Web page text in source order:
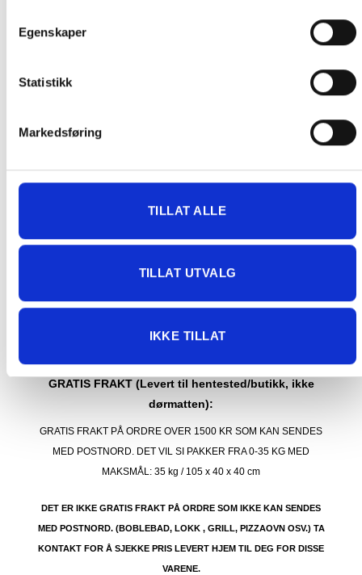
Egenskaper
Statistikk
Markedsføring
TILLAT ALLE
TILLAT UTVALG
IKKE TILLAT
Med Sporing
Har du ikke fått noen alternativ på frakt på din pakke så er
mulig for skade under transport.Noen produkter selges kun i
butikk, og får derfor kun opp valget klikk & hent. Hør med oss på
GRATIS FRAKT (Levert til hentested/butikk, ikke
dørmatten):
GRATIS FRAKT PÅ ORDRE OVER 1500 KR SOM KAN SENDES
MED POSTNORD. DET VIL SI PAKKER FRA 0-35 KG MED
MAKSMÅL: 35 kg / 105 x 40 x 40 cm
DET ER IKKE GRATIS FRAKT PÅ ORDRE SOM IKKE KAN SENDES
MED POSTNORD. (BOBLEBAD, LOKK , GRILL, PIZZAOVN OSV.) TA
KONTAKT FOR Å SJEKKE PRIS LEVERT HJEM TIL DEG FOR DISSE
VARENE.